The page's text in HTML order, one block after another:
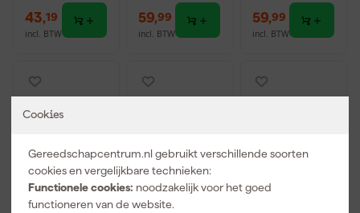
Cookies
Gereedschapcentrum.nl gebruikt verschillende soorten
cookies en vergelijkbare technieken:
Functionele cookies: noodzakelijk voor het goed
functioneren van de website.
43,19
incl. BTW
59,99
incl. BTW
59,99
incl. BTW